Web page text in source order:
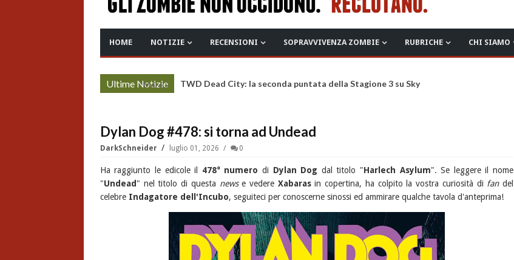
HOME NOTIZIE RECENSIONI SOPRAVVIVENZA ZOMBIE RUBRICHE CHI SIAMO
Ultime Notizie
More » TWD Dead City: la seconda puntata della Stagione 3 su Sky
Dylan Dog #478: si torna ad Undead
DarkSchneider luglio 01, 2026 0
Ha raggiunto le edicole il 478° numero di Dylan Dog dal titolo "Harlech Asylum". Se leggere il nome
"Undead " nel titolo di questa newse vedere Xabarasin copertina, ha colpito la vostra curiosità di fandel
celebre Indagatore dell'Incubo, seguiteci per conoscerne sinossi ed ammirare qualche tavola d'anteprima!